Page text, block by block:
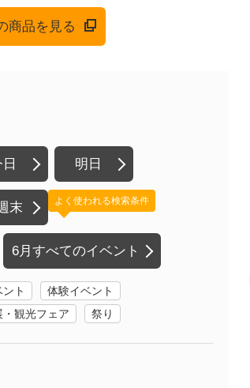
商品を見る
明日
末
6月すべてのイベント
よく使われる検索条件
ト
体験イベント
・観光フェア
祭り